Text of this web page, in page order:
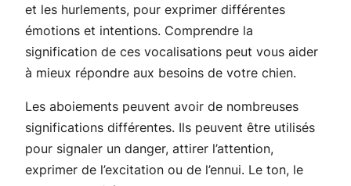
et les hurlements, pour exprimer différentes
émotions et intentions. Comprendre la
signification de ces vocalisations peut vous aider
à mieux répondre aux besoins de votre chien.
Les aboiements peuvent avoir de nombreuses
significations différentes. Ils peuvent être utilisés
pour signaler un danger, attirer l’attention,
exprimer de l’excitation ou de l’ennui. Le ton, le